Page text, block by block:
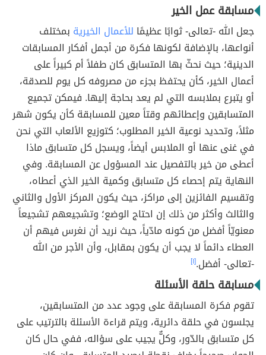
مسابقة عمل الخير
جعل الله -تعالى- ثوابًا عظيمًا للأعمال الخيرية بمختلف
أنواعها، بالإضافة لكونها فكرة من أجمل أفكار المسابقات
الدينية؛ حيث نحثّ بها المتسابق كان طفلاً أم كبيراً على
أعمال الخير، كأن يحتفظ بجزء من مصروفه كل يوم للصدقة،
أو يتبرع بملابسه التي لم يعد بحاجة إليها. فيمكن تجميع
المتسابقين وإعطائهم وقتاً معين للمسابقة كأن يكون شهر
مثلاً، وتحديد نوعية الخير المطلوب؛ كتوزيع الألعاب التي نحن
في غنى عنها أو الملابس أيضاً، ويسجل كل متسابق ماذا
أعطى من خير بالتفصيل عند المسؤول عن المسابقة. وفي
النهاية يتم إحصاء كل متسابق وكمية الخير الذي أعطاه،
وتقسيم الفائزين إلى مراكز، حيث يكون المركز الأول والثاني
والثالث وأكثر من ذلك إن احتاج الوضع؛ وتشجيعهم تشجيعاً
معنويّاً أفضل من كونه مادّياً، حيث نريد أن نغرس فيهم أن
العطاء دائماً لا يجب أن يكون بمقابل، وأن الأجر من الله
-تعالى- أفضل.[١]
مسابقة حلقة الأسئلة
تقوم فكرة المسابقة على وجود عدد من المتسابقين،
يجلسون في حلقة دائرية، ويتم قراءة الأسئلة بالترتيب على
كل متسابق بالدّور، وكلٌّ يجيب على سؤاله، ففي حال كان